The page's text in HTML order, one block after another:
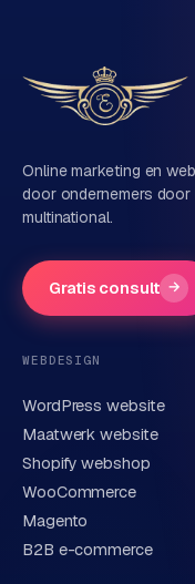
Vertel
Naam
Bedrijfsnaam
Telefoonnummer
Korte
Online marketing en
door ondernemers
multinational.
Gratis consult →
WEBDESIGN
WordPress website
Maatwerk website
Shopify webshop
WooCommerce
Magento
B2B e-commerce